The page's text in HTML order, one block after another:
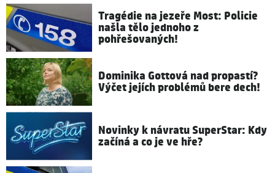
Tragédie na jezeře Most: Policie
našla tělo jednoho z
pohřešovaných!
Dominika Gottová nad propastí?
Výčet jejích problémů bere dech!
Novinky k návratu SuperStar: Kdy
začíná a co je ve hře?